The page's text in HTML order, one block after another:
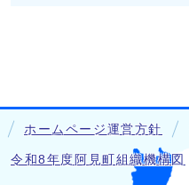
ホームページ運営方針
令和8年度阿見町組織機構図